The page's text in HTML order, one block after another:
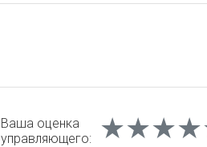
Ваша оценка
управляющего: